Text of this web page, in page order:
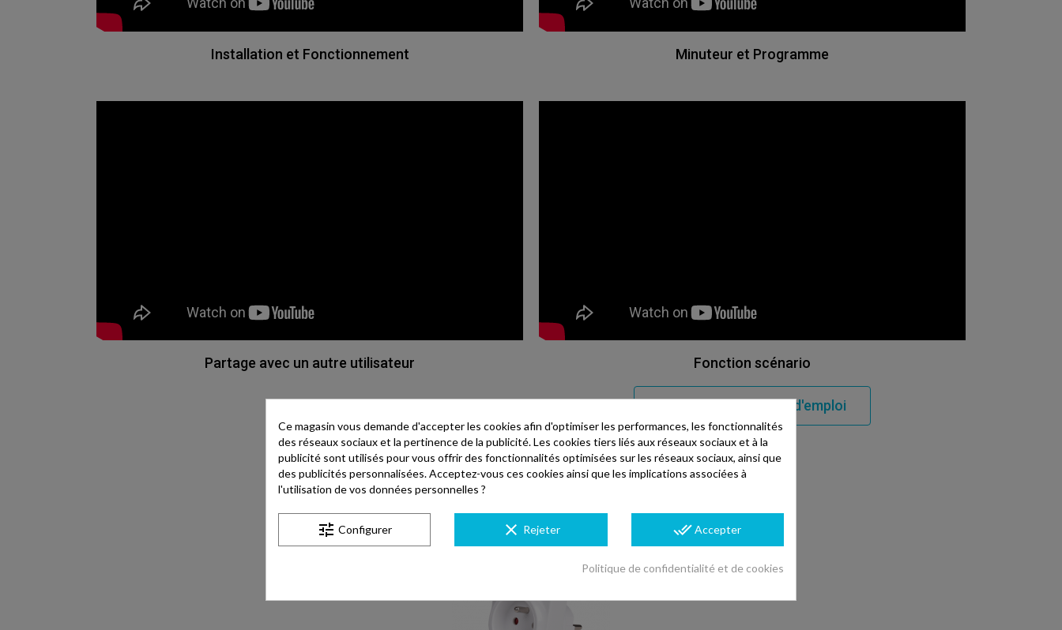
Installation et Fonctionnement Minuteur et Programme
Partage avec un autre utilisateur Fonction scénario
Télécharger le mode d'emploi
Ce magasin vous demande d'accepter les cookies afin d'optimiser les performances, les fonctionnalités
des réseaux sociaux et la pertinence de la publicité. Les cookies tiers liés aux réseaux sociaux et à la
publicité sont utilisés pour vous offrir des fonctionnalités optimisées sur les réseaux sociaux, ainsi que
des publicités personnalisées. Acceptez-vous ces cookies ainsi que les implications associées à
l'utilisation de vos données personnelles ?
tune Configurer clear Rejeter done_allAccepter
Politique de confidentialité et de cookies